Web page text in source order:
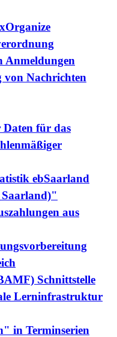
von Nachrichten
Daten für das
ebSaarland
aus
Schnittstelle
Lerninfrastruktur
in Terminserien